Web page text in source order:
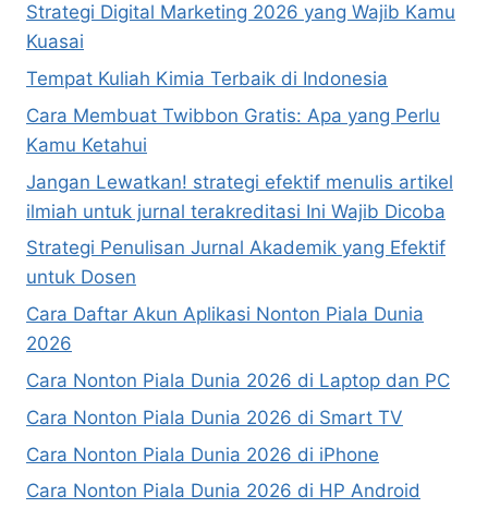
Strategi Digital Marketing 2026 yang Wajib Kamu
Kuasai
Tempat Kuliah Kimia Terbaik di Indonesia
Cara Membuat Twibbon Gratis: Apa yang Perlu
Kamu Ketahui
Jangan Lewatkan! strategi efektif menulis artikel
ilmiah untuk jurnal terakreditasi Ini Wajib Dicoba
Strategi Penulisan Jurnal Akademik yang Efektif
untuk Dosen
Cara Daftar Akun Aplikasi Nonton Piala Dunia
2026
Cara Nonton Piala Dunia 2026 di Laptop dan PC
Cara Nonton Piala Dunia 2026 di Smart TV
Cara Nonton Piala Dunia 2026 di iPhone
Cara Nonton Piala Dunia 2026 di HP Android